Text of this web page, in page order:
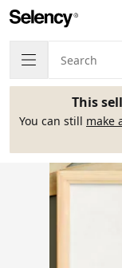
This
You can still make